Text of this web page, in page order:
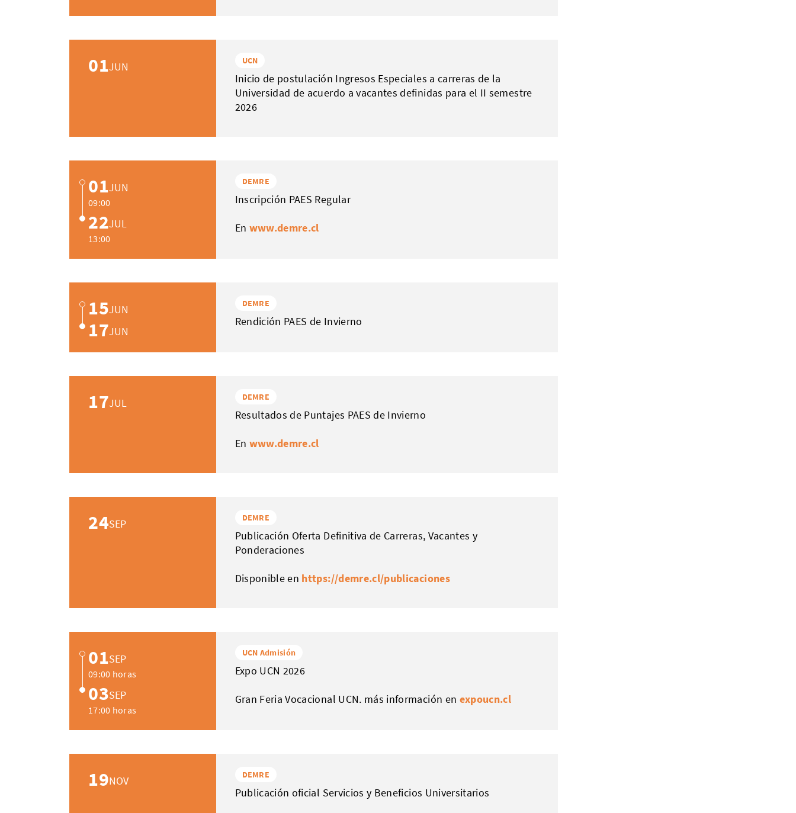
01JUN UCN
Inicio de postulación Ingresos Especiales a carreras de la
Universidad de acuerdo a vacantes definidas para el II semestre
2026
01JUN
09:00
22JUL
13:00
DEMRE
Inscripción PAES Regular
En www.demre.cl
15JUN
17JUN
DEMRE
Rendición PAES de Invierno
17JUL DEMRE
Resultados de Puntajes PAES de Invierno
En www.demre.cl
24SEP DEMRE
Publicación Oferta Definitiva de Carreras, Vacantes y
Ponderaciones
Disponible en https://demre.cl/publicaciones
01SEP
09:00 horas
03SEP
17:00 horas
UCN Admisión
Expo UCN 2026
Gran Feria Vocacional UCN. más información en expoucn.cl
19NOV DEMRE
Publicación oficial Servicios y Beneficios Universitarios